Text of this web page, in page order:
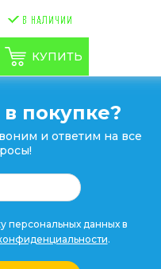
КУПИТЬ
покупке?
и ответим на все
персональных данных в
.